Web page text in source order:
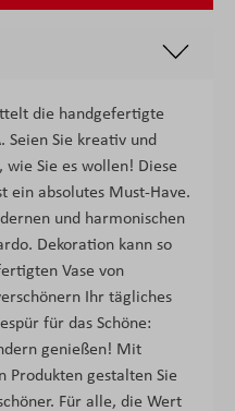
die handgefertigte
Seien Sie kreativ und
wie Sie es wollen! Diese
ein absolutes Must-Have.
und harmonischen
Dekoration kann so
Vase von
Ihr tägliches
für das Schöne:
genießen! Mit
Produkten gestalten Sie
Für alle, die Wert